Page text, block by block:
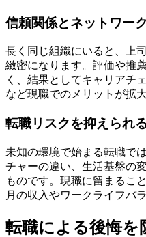
信頼関係とネットワー
長く同じ組織にいると、上
緻密になります。評価や推
く、結果としてキャリアチ
など現職でのメリットが拡
転職リスクを抑えられ
未知の環境で始まる転職で
チャーの違い、生活基盤の
ものです。現職に留まるこ
月の収入やワークライフバ
転職による後悔を